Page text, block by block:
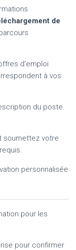
de
d’emploi
à vos
du poste
soumettez votre
personnalisée
pour les
pour confirmer